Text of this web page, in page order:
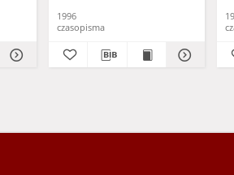
1996
czasopisma